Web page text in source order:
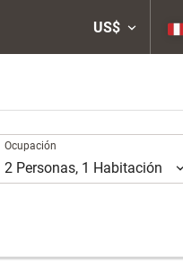
US$
Ocupación
Ocupación
2 Personas, 1 Habitación